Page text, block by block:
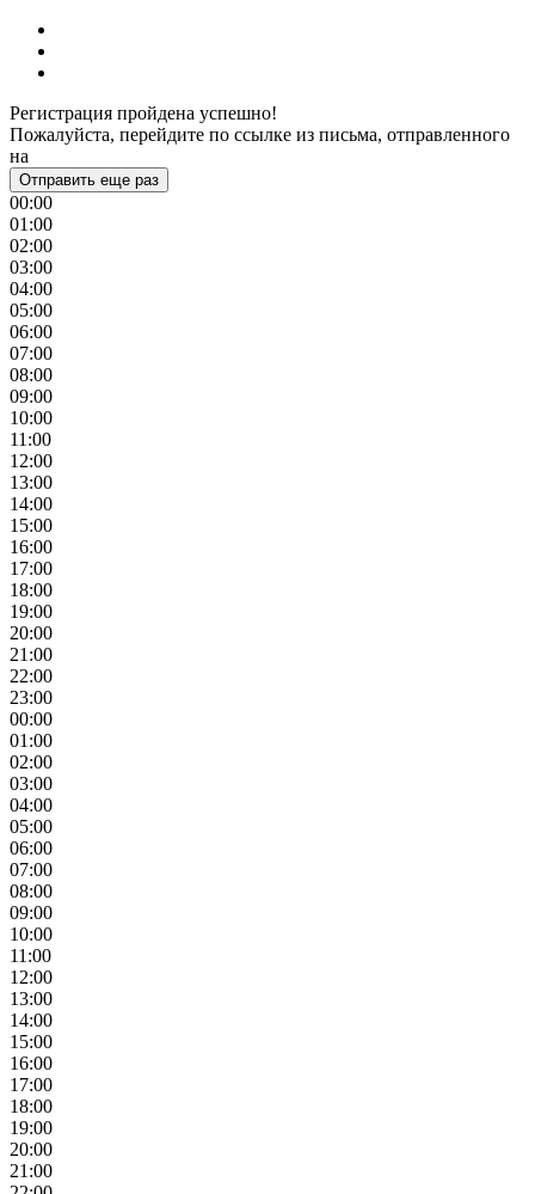
Регистрация пройдена успешно!
Пожалуйста, перейдите по ссылке из письма, отправленного
на
Отправить еще раз
00:00
01:00
02:00
03:00
04:00
05:00
06:00
07:00
08:00
09:00
10:00
11:00
12:00
13:00
14:00
15:00
16:00
17:00
18:00
19:00
20:00
21:00
22:00
23:00
00:00
01:00
02:00
03:00
04:00
05:00
06:00
07:00
08:00
09:00
10:00
11:00
12:00
13:00
14:00
15:00
16:00
17:00
18:00
19:00
20:00
21:00